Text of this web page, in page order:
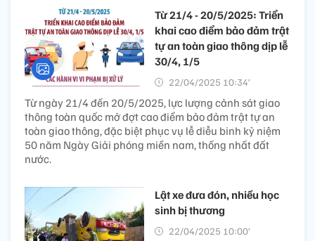
Từ 21/4 - 20/5/2025: Triển
khai cao điểm bảo đảm trật
tự an toàn giao thông dịp lễ
30/4, 1/5
22/04/2025 10:34’
Từ ngày 21/4 đến 20/5/2025, lực lượng cảnh sát giao
thông toàn quốc mở đợt cao điểm bảo đảm trật tự an
toàn giao thông, đặc biệt phục vụ lễ diễu binh kỷ niệm
50 năm Ngày Giải phóng miền nam, thống nhất đất
nước.
Lật xe đưa đón, nhiều học
sinh bị thương
22/04/2025 10:00’